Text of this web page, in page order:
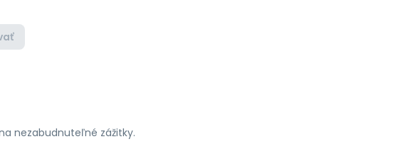
nezabudnuteľné zážitky.